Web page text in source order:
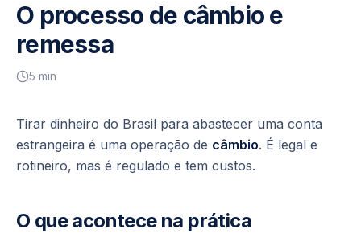
O processo de câmbio e
remessa
5 min
Tirar dinheiro do Brasil para abastecer uma conta
estrangeira é uma operação de câmbio. É legal e
rotineiro, mas é regulado e tem custos.
O que acontece na prática